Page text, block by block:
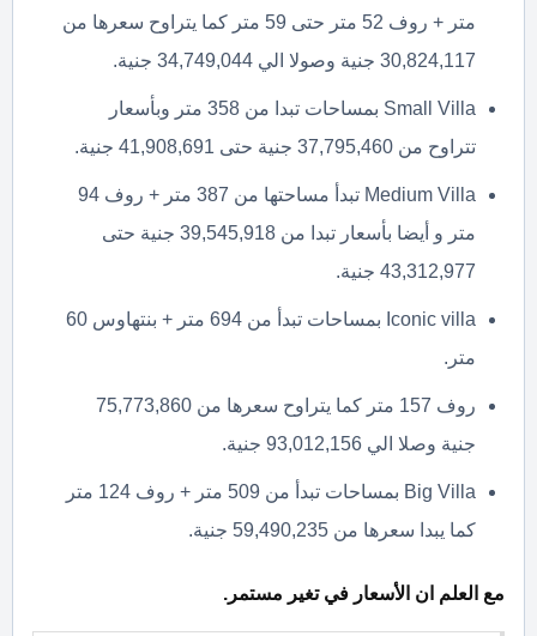
متر + روف 52 متر حتى 59 متر كما يتراوح سعرها من
30,824,117 جنية وصولا الي 34,749,044 جنية.
Small Villa بمساحات تبدا من 358 متر وبأسعار
تتراوح من 37,795,460 جنية حتى 41,908,691 جنية.
Medium Villa تبدأ مساحتها من 387 متر + روف 94
متر و أيضا بأسعار تبدا من 39,545,918 جنية حتى
43,312,977 جنية.
Iconic villa بمساحات تبدأ من 694 متر + بنتهاوس 60
متر.
روف 157 متر كما يتراوح سعرها من 75,773,860
جنية وصلا الي 93,012,156 جنية.
Big Villa بمساحات تبدأ من 509 متر + روف 124 متر
كما يبدا سعرها من 59,490,235 جنية.
مع العلم ان الأسعار في تغير مستمر.